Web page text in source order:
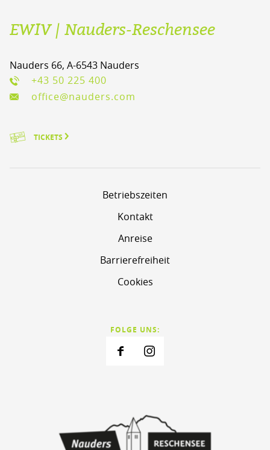
EWIV | Nauders-Reschensee
Nauders 66, A-6543 Nauders
+43 50 225 400
office@nauders.com
TICKETS
Betriebszeiten
Kontakt
Anreise
Barrierefreiheit
Cookies
FOLGE UNS: